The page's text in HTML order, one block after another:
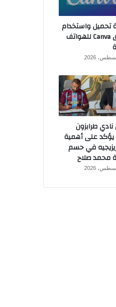
تحميل واستخدام
تطبيق Canva للهواتف
طرابزون
على أهمية
في حسم
محمد صلاح